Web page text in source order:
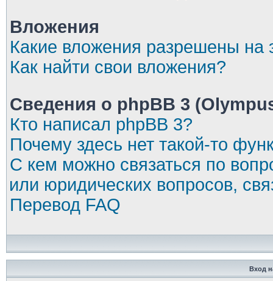
Вложения
Какие вложения разрешены на
Как найти свои вложения?
Сведения о phpBB 3
Кто написал phpBB 3?
Почему здесь нет такой-то
С кем можно связаться по
или юридических вопросов,
Перевод FAQ
Вход